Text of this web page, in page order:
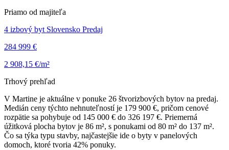
Priamo od majiteľa
4 izbový byt Slovensko Predaj
284 999 €
2 908,15 €/m²
Trhový prehľad
V Martine je aktuálne v ponuke 26 štvorizbových bytov na predaj.
Medián ceny týchto nehnuteľností je 179 900 €, pričom cenové
rozpätie sa pohybuje od 145 000 € do 326 197 €. Priemerná
úžitková plocha bytov je 86 m², s ponukami od 80 m² do 137 m².
Čo sa týka typu stavby, najčastejšie ide o byty v panelových
domoch, ktoré tvoria 42% ponuky.